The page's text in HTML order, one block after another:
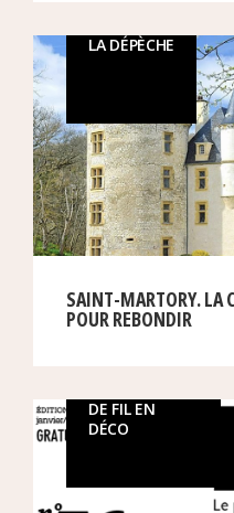
LA DÉPÈCHE
SAINT-MARTORY. LA
POUR REBONDIR
DE FIL EN
DÉCO